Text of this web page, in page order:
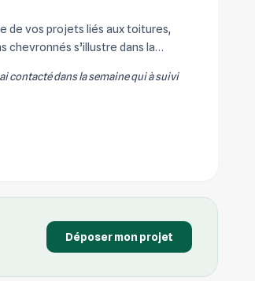
de vos projets liés aux toitures,
chevronnés s’illustre dans la
contacté dans la semaine qui à suivi
Déposer mon projet